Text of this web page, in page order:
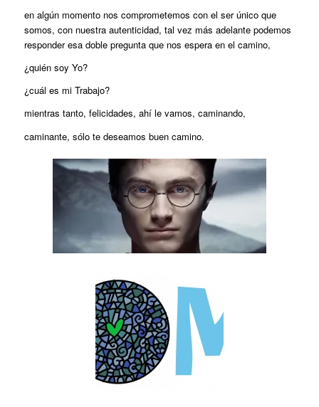
en algún momento nos comprometemos con el ser único que
somos, con nuestra autenticidad, tal vez más adelante podemos
responder esa doble pregunta que nos espera en el camino,
¿quién soy Yo?
¿cuál es mi Trabajo?
mientras tanto, felicidades, ahí le vamos, caminando,
caminante, sólo te deseamos buen camino.